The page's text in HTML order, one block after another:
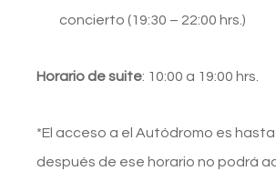
concierto (19:30 – 22:00 hrs.)
Horario de suite: 10:00 a 19:00 hrs.
*El acceso a el Autódromo es hasta
después de ese horario no podrá